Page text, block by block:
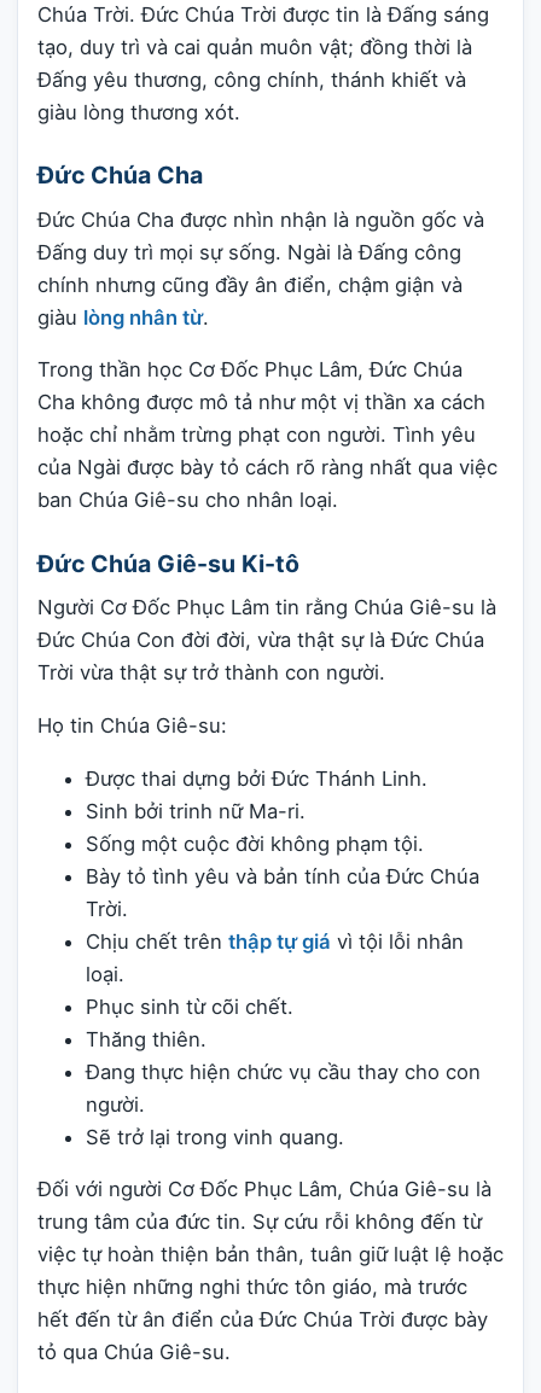
Chúa Trời. Đức Chúa Trời được tin là Đấng sáng
tạo, duy trì và cai quản muôn vật; đồng thời là
Đấng yêu thương, công chính, thánh khiết và
giàu lòng thương xót.
Đức Chúa Cha
Đức Chúa Cha được nhìn nhận là nguồn gốc và
Đấng duy trì mọi sự sống. Ngài là Đấng công
chính nhưng cũng đầy ân điển, chậm giận và
giàu lòng nhân từ.
Trong thần học Cơ Đốc Phục Lâm, Đức Chúa
Cha không được mô tả như một vị thần xa cách
hoặc chỉ nhằm trừng phạt con người. Tình yêu
của Ngài được bày tỏ cách rõ ràng nhất qua việc
ban Chúa Giê-su cho nhân loại.
Đức Chúa Giê-su Ki-tô
Người Cơ Đốc Phục Lâm tin rằng Chúa Giê-su là
Đức Chúa Con đời đời, vừa thật sự là Đức Chúa
Trời vừa thật sự trở thành con người.
Họ tin Chúa Giê-su:
Được thai dựng bởi Đức Thánh Linh.
Sinh bởi trinh nữ Ma-ri.
Sống một cuộc đời không phạm tội.
Bày tỏ tình yêu và bản tính của Đức Chúa
Trời.
Chịu chết trên thập tự giá vì tội lỗi nhân
loại.
Phục sinh từ cõi chết.
Thăng thiên.
Đang thực hiện chức vụ cầu thay cho con
người.
Sẽ trở lại trong vinh quang.
Đối với người Cơ Đốc Phục Lâm, Chúa Giê-su là
trung tâm của đức tin. Sự cứu rỗi không đến từ
việc tự hoàn thiện bản thân, tuân giữ luật lệ hoặc
thực hiện những nghi thức tôn giáo, mà trước
hết đến từ ân điển của Đức Chúa Trời được bày
tỏ qua Chúa Giê-su.